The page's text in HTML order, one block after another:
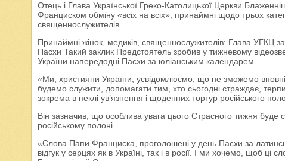
Отець і Глава Української Греко-Католицької Церкви
Франциском обміну «всіх на всіх», принаймні щодо трьох
священнослужителів.
Принаймні жінок, медиків, священнослужителів: Глава УГКЦ
Пасхи Такий заклик Предстоятель зробив у тижневому
України напередодні Пасхи за юліанським календарем.
«Ми, християни України, усвідомлюємо, що не зможемо
будемо служити, допомагати тим, хто сьогодні страждає,
зокрема в пеклі ув’язнення і щоденних тортур російського
Він зазначив, що особлива увага цього Страсного тижня буде
російському полоні.
«Слова Папи Франциска, проголошені у день Пасхи за
відгук у серцях як в Україні, так і в росії. І ми хочемо, щоб ці